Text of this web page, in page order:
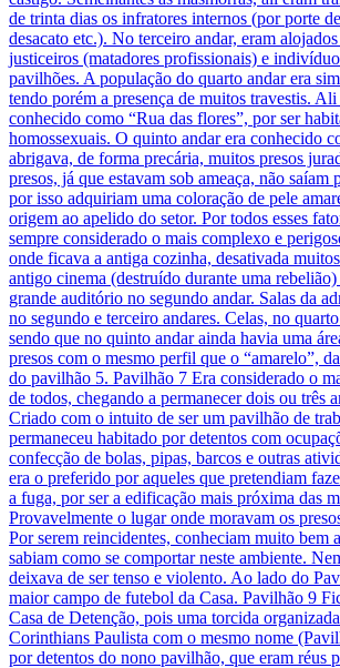
de trinta dias os infratores internos (por porte
desacato etc.). No terceiro andar, eram
justiceiros (matadores profissionais) e
pavilhões. A população do quarto andar era
tendo porém a presença de muitos travestis.
conhecido como “Rua das flores”, por ser
homossexuais. O quinto andar era conhecido
abrigava, de forma precária, muitos presos
presos, já que estavam sob ameaça, não saíam
por isso adquiriam uma coloração de pele
origem ao apelido do setor. Por todos esses
sempre considerado o mais complexo e
onde ficava a antiga cozinha, desativada
antigo cinema (destruído durante uma
grande auditório no segundo andar. Salas da
no segundo e terceiro andares. Celas, no
sendo que no quinto andar ainda havia uma
presos com o mesmo perfil que o “amarelo”,
do pavilhão 5. Pavilhão 7 Era considerado o
de todos, chegando a permanecer dois ou três
Criado com o intuito de ser um pavilhão de
permaneceu habitado por detentos com
confecção de bolas, pipas, barcos e outras
era o preferido por aqueles que pretendiam
a fuga, por ser a edificação mais próxima das
Provavelmente o lugar onde moravam os
Por serem reincidentes, conheciam muito bem
sabiam como se comportar neste ambiente.
deixava de ser tenso e violento. Ao lado do
maior campo de futebol da Casa. Pavilhão 9
Casa de Detenção, pois uma torcida
Corinthians Paulista com o mesmo nome
por detentos do nono pavilhão, que eram réus